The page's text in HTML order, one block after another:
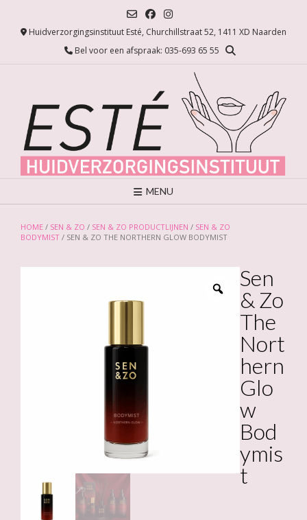
Huidverzorgingsinstituut Esté, Churchillstraat 52, 1411 XD Naarden
Bel voor een afspraak: 035-693 65 55
MENU
HOME / SEN & ZO / SEN & ZO PRODUCTLIJNEN / SEN & ZO
BODYMIST / SEN & ZO THE NORTHERN GLOW BODYMIST
Sen
& Zo
The
Nort
hern
Glo
w
Bod
ymis
t